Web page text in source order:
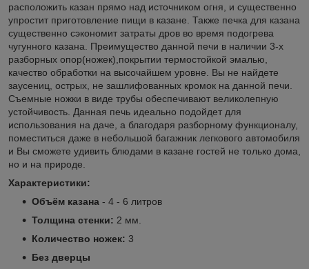
расположить казан прямо над источником огня, и существенно
упростит приготовление пищи в казане. Также печка для казана
существенно сэкономит затраты дров во время подогрева
чугунного казана. Преимущество данной печи в наличии 3-х
разборных опор(ножек),покрытии термостойкой эмалью,
качество обработки на высочайшем уровне. Вы не найдете
заусениц, острых, не зашлифованных кромок на данной печи.
Съемные ножки в виде трубы обеспечивают великолепную
устойчивость. Данная печь идеально подойдет для
использования на даче, а благодаря разборному функционалу,
поместиться даже в небольшой багажник легкового автомобиля
и Вы сможете удивить блюдами в казане гостей не только дома,
но и на природе.
Характеристики:
Объём казана - 4 - 6 литров
Толщина стенки: 2 мм.
Количество ножек: 3
Без дверцы